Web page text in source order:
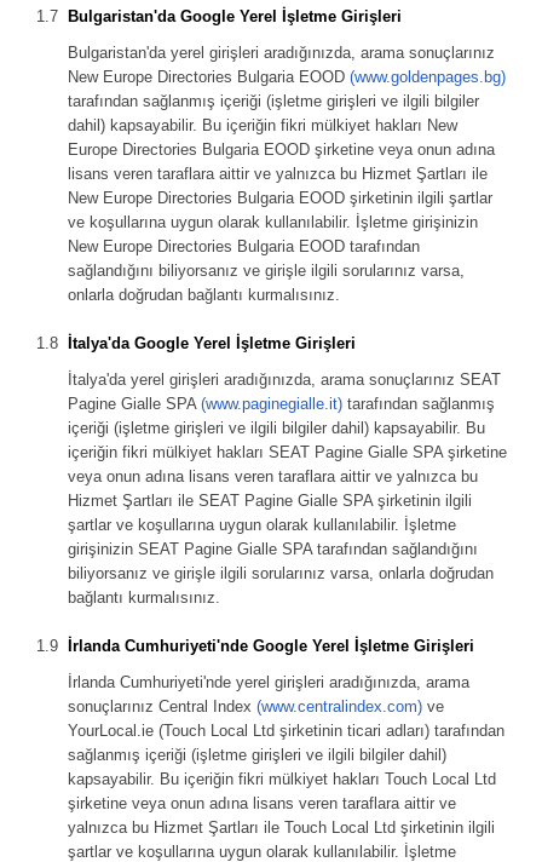
Bulgaristan'da Google Yerel İşletme Girişleri
Bulgaristan'da yerel girişleri aradığınızda, arama sonuçlarınız
New Europe Directories Bulgaria EOOD (www.goldenpages.bg)
tarafından sağlanmış içeriği (işletme girişleri ve ilgili bilgiler
dahil) kapsayabilir. Bu içeriğin fikri mülkiyet hakları New
Europe Directories Bulgaria EOOD şirketine veya onun adına
lisans veren taraflara aittir ve yalnızca bu Hizmet Şartları ile
New Europe Directories Bulgaria EOOD şirketinin ilgili şartlar
ve koşullarına uygun olarak kullanılabilir. İşletme girişinizin
New Europe Directories Bulgaria EOOD tarafından
sağlandığını biliyorsanız ve girişle ilgili sorularınız varsa,
onlarla doğrudan bağlantı kurmalısınız.
İtalya'da Google Yerel İşletme Girişleri
İtalya'da yerel girişleri aradığınızda, arama sonuçlarınız SEAT
Pagine Gialle SPA (www.paginegialle.it) tarafından sağlanmış
içeriği (işletme girişleri ve ilgili bilgiler dahil) kapsayabilir. Bu
içeriğin fikri mülkiyet hakları SEAT Pagine Gialle SPA şirketine
veya onun adına lisans veren taraflara aittir ve yalnızca bu
Hizmet Şartları ile SEAT Pagine Gialle SPA şirketinin ilgili
şartlar ve koşullarına uygun olarak kullanılabilir. İşletme
girişinizin SEAT Pagine Gialle SPA tarafından sağlandığını
biliyorsanız ve girişle ilgili sorularınız varsa, onlarla doğrudan
bağlantı kurmalısınız.
İrlanda Cumhuriyeti'nde Google Yerel İşletme Girişleri
İrlanda Cumhuriyeti'nde yerel girişleri aradığınızda, arama
sonuçlarınız Central Index (www.centralindex.com) ve
YourLocal.ie (Touch Local Ltd şirketinin ticari adları) tarafından
sağlanmış içeriği (işletme girişleri ve ilgili bilgiler dahil)
kapsayabilir. Bu içeriğin fikri mülkiyet hakları Touch Local Ltd
şirketine veya onun adına lisans veren taraflara aittir ve
yalnızca bu Hizmet Şartları ile Touch Local Ltd şirketinin ilgili
şartlar ve koşullarına uygun olarak kullanılabilir. İşletme